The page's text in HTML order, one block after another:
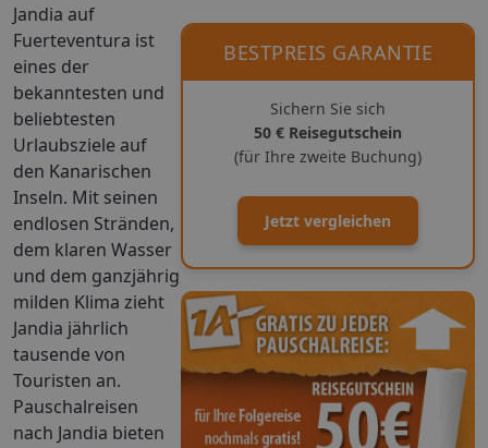
Jandia auf
Fuerteventura ist
eines der
bekanntesten und
beliebtesten
Urlaubsziele auf
den Kanarischen
Inseln. Mit seinen
endlosen Stränden,
dem klaren Wasser
und dem ganzjährig
milden Klima zieht
Jandia jährlich
tausende von
Touristen an.
Pauschalreisen
nach Jandia bieten
BESTPREIS GARANTIE
Sichern Sie sich
50 € Reisegutschein
(für Ihre zweite Buchung)
Jetzt vergleichen